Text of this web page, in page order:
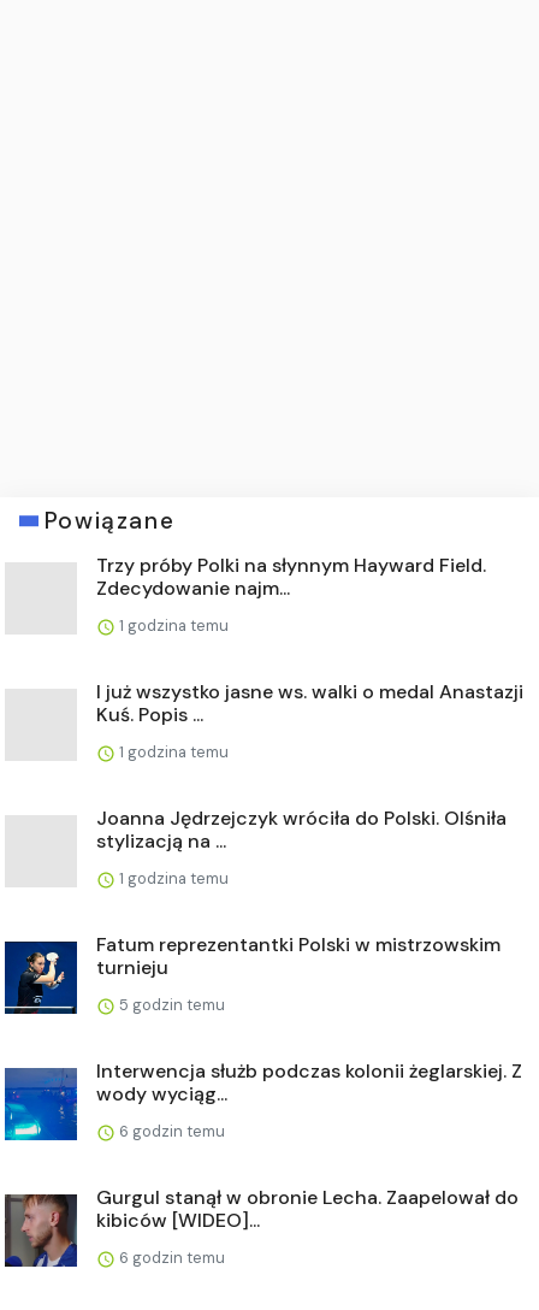
Powiązane
Trzy próby Polki na słynnym Hayward Field.
Zdecydowanie najm...
1 godzina temu
I już wszystko jasne ws. walki o medal Anastazji
Kuś. Popis ...
1 godzina temu
Joanna Jędrzejczyk wróciła do Polski. Olśniła
stylizacją na ...
1 godzina temu
Fatum reprezentantki Polski w mistrzowskim
turnieju
5 godzin temu
Interwencja służb podczas kolonii żeglarskiej. Z
wody wyciąg...
6 godzin temu
Gurgul stanął w obronie Lecha. Zaapelował do
kibiców [WIDEO]...
6 godzin temu